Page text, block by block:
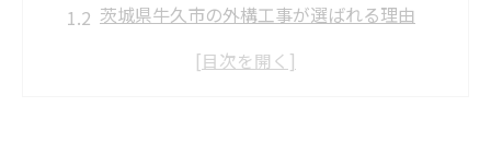
茨城県牛久市の外構工事が選ばれる理由
自然な石材外構と暮らしの調和を考える